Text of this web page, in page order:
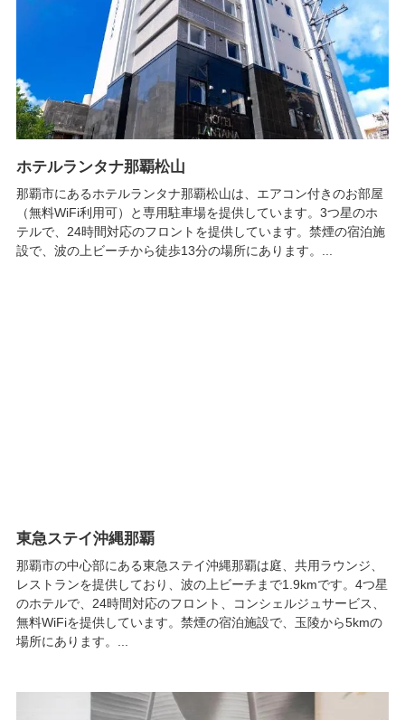
ホテルランタナ那覇松山
那覇市にあるホテルランタナ那覇松山は、エアコン付きのお部屋
（無料WiFi利用可）と専用駐車場を提供しています。3つ星のホ
テルで、24時間対応のフロントを提供しています。禁煙の宿泊施
設で、波の上ビーチから徒歩13分の場所にあります。...
東急ステイ沖縄那覇
那覇市の中心部にある東急ステイ沖縄那覇は庭、共用ラウンジ、
レストランを提供しており、波の上ビーチまで1.9kmです。4つ星
のホテルで、24時間対応のフロント、コンシェルジュサービス、
無料WiFiを提供しています。禁煙の宿泊施設で、玉陵から5kmの
場所にあります。...